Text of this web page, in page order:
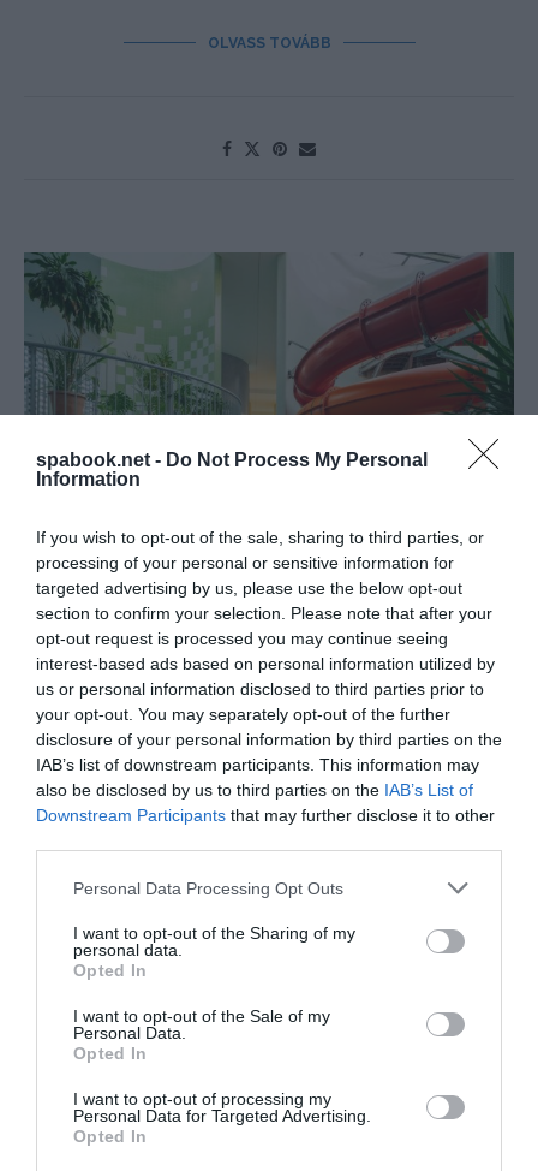
spabook.net - Do Not Process My Personal
Information
If you wish to opt-out of the sale, sharing to third parties, or
processing of your personal or sensitive information for
targeted advertising by us, please use the below opt-out
section to confirm your selection. Please note that after your
opt-out request is processed you may continue seeing
interest-based ads based on personal information utilized by
us or personal information disclosed to third parties prior to
your opt-out. You may separately opt-out of the further
disclosure of your personal information by third parties on the
IAB’s list of downstream participants. This information may
also be disclosed by us to third parties on the IAB’s List of
Downstream Participants that may further disclose it to other
Please note that this website/app uses one or more Google
not limited to your visit or usage behaviour. You may click to
grant or deny consent to Google and its third-party tags to
use your data for below specified purposes in below Google
consent section.
Personal Data Processing Opt Outs
I want to opt-out of the Sharing of my
personal data.
Opted In
I want to opt-out of the Sale of my
Personal Data.
Opted In
I want to opt-out of processing my
Personal Data for Targeted Advertising.
Opted In
OLVASS TOVÁBB
MEGÉRKEZETT TEKLA, A THERMAL SPA SIKLÓS
ÚJ KABALAFIGURÁJA
írtaPolisor Bettina
A Thermal Spa Siklós nemcsak fürdőélményekkel,
hanem hamarosan egy vadonatúj, szerethető
kabalafigurával is várja a vendégeket. A „Az ÉN
fürdőm, az ÉN élményeim – a MI kabalánk!”
Tekla, a teknős, aki mostantól a fürdő hivatalos
kabalája lesz – értesült róla a Spabook.net a
Thermal Spa Siklós
OLVASS TOVÁBB